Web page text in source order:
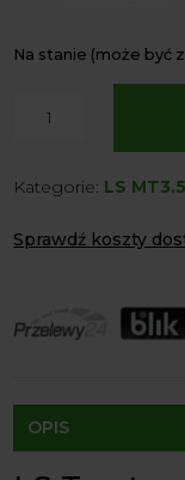
Na stanie (może być
3.50
4X4
CAB
Kategorie: LS
Sprawdź koszty
Agrol transport: 200
Agrol transport
Dostępność form
OPIS